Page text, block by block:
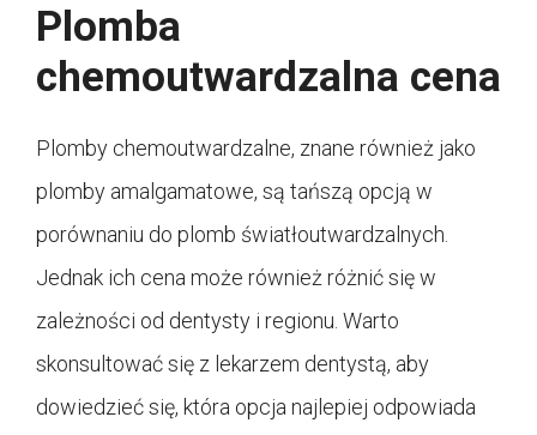
Plomba
chemoutwardzalna cena
Plomby chemoutwardzalne, znane również jako
plomby amalgamatowe, są tańszą opcją w
porównaniu do plomb światłoutwardzalnych.
Jednak ich cena może również różnić się w
zależności od dentysty i regionu. Warto
skonsultować się z lekarzem dentystą, aby
dowiedzieć się, która opcja najlepiej odpowiada